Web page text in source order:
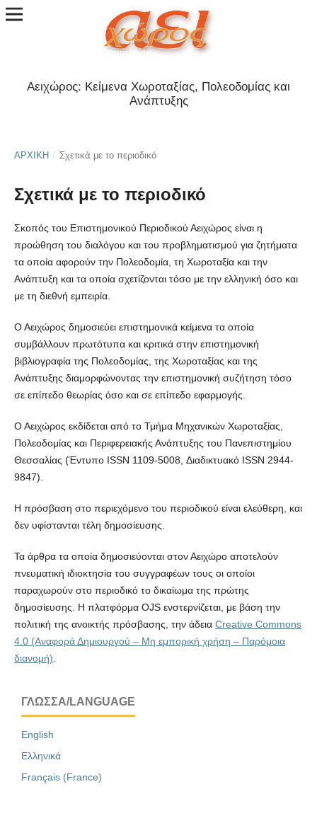
Αειχώρος: Κείμενα Χωροταξίας, Πολεοδομίας και
Ανάπτυξης
ΑΡΧΙΚΉ / Σχετικά με το περιοδικό
Σχετικά με το περιοδικό
Σκοπός του Επιστημονικού Περιοδικού Αειχώρος είναι η
προώθηση του διαλόγου και του προβληματισμού για ζητήματα
τα οποία αφορούν την Πολεοδομία, τη Χωροταξία και την
Ανάπτυξη και τα οποία σχετίζονται τόσο με την ελληνική όσο και
με τη διεθνή εμπειρία.
Ο Αειχώρος δημοσιεύει επιστημονικά κείμενα τα οποία
συμβάλλουν πρωτότυπα και κριτικά στην επιστημονική
βιβλιογραφία της Πολεοδομίας, της Χωροταξίας και της
Ανάπτυξης διαμορφώνοντας την επιστημονική συζήτηση τόσο
σε επίπεδο θεωρίας όσο και σε επίπεδο εφαρμογής.
Ο Αειχώρος εκδίδεται από το Τμήμα Μηχανικών Χωροταξίας,
Πολεοδομίας και Περιφερειακής Ανάπτυξης του Πανεπιστημίου
Θεσσαλίας (Έντυπο ISSN 1109-5008, Διαδικτυακό ISSN 2944-
9847).
Η πρόσβαση στο περιεχόμενο του περιοδικού είναι ελεύθερη, και
δεν υφίστανται τέλη δημοσίευσης.
Τα άρθρα τα οποία δημοσιεύονται στον Αειχώρο αποτελούν
πνευματική ιδιοκτησία του συγγραφέων τους οι οποίοι
παραχωρούν στο περιοδικό το δικαίωμα της πρώτης
δημοσίευσης. Η πλατφόρμα OJS ενστερνίζεται, με βάση την
πολιτική της ανοικτής πρόσβασης, την άδεια Creative Commons
4.0 (Αναφορά Δημιουργού – Μη εμπορική χρήση – Παρόμοια
διανομή)
ΓΛΏΣΣΑ/LANGUAGE
English
Ελληνικά
Français (France)